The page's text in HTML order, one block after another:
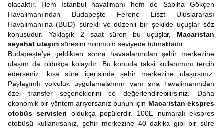
olacaktır. Hem İstanbul havalimanı hem de Sabiha Gökçen
Havalimanı’ndan Budapeşte Ferenc Liszt Uluslararası
Havalimanı’na (BUD) sürekli ve düzenli bir şekilde uçuşlar söz
konusudur. Yaklaşık 2 saat süren bu uçuşlar, Macaristan
seyahat ulaşım süresini minimum seviyede tutmaktadır.
Budapeşte’ye geldikten sonra havaalanından şehir merkezine
ulaşım da oldukça kolaydır. Bu konuda taksi kullanımını tercih
ederseniz, kısa süre içerisinde şehir merkezine ulaşırsınız.
Paylaşımlı yolculuk uygulamalarının yanı sıra havalimanından
özel transfer seçeneklerini de değerlendirebilirsiniz. Daha
ekonomik bir yöntem arıyorsanız bunun için Macaristan ekspres
otobüs servisleri oldukça popülerdir. 100E numaralı ekspres
otobüsü kullanırsanız, şehir merkezine 40 dakika gibi bir süre